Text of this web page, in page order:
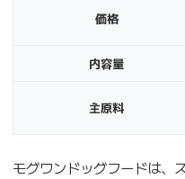
価格
内容量
主原料
モグワンドッグフードは、